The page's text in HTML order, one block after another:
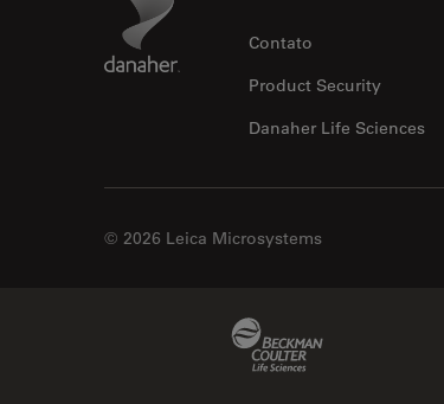
Contato
Product Security
Danaher Life Sciences
© 2026 Leica Microsystems